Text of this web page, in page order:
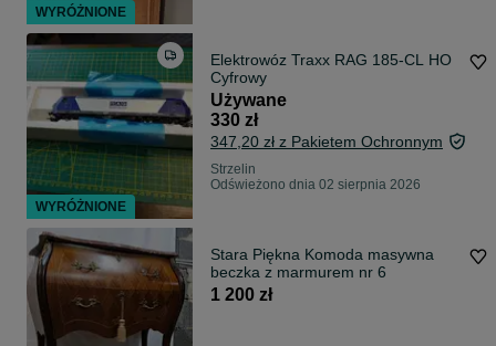
Elektrowóz Traxx RAG 185-CL HO
Cyfrowy
Używane
330 zł
347,20 zł z Pakietem Ochronnym
Strzelin
Odświeżono dnia 02 sierpnia 2026
Stara Piękna Komoda masywna
beczka z marmurem nr 6
1 200 zł
WYRÓŻNIONE
WYRÓŻNIONE